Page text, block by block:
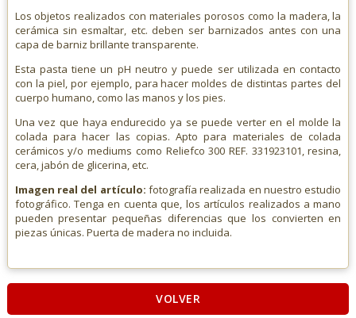
Los objetos realizados con materiales porosos como la madera, la
cerámica sin esmaltar, etc. deben ser barnizados antes con una
capa de barniz brillante transparente.
Esta pasta tiene un pH neutro y puede ser utilizada en contacto
con la piel, por ejemplo, para hacer moldes de distintas partes del
cuerpo humano, como las manos y los pies.
Una vez que haya endurecido ya se puede verter en el molde la
colada para hacer las copias. Apto para materiales de colada
cerámicos y/o mediums como Reliefco 300 REF. 331923101, resina,
cera, jabón de glicerina, etc.
Imagen real del artículo: fotografía realizada en nuestro estudio
fotográfico. Tenga en cuenta que, los artículos realizados a mano
pueden presentar pequeñas diferencias que los convierten en
piezas únicas. Puerta de madera no incluida.
VOLVER